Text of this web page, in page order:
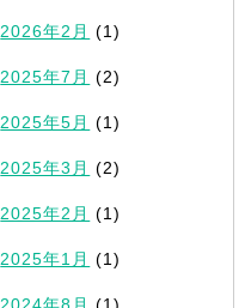
2026年2月 (1)
2025年7月 (2)
2025年5月 (1)
2025年3月 (2)
2025年2月 (1)
2025年1月 (1)